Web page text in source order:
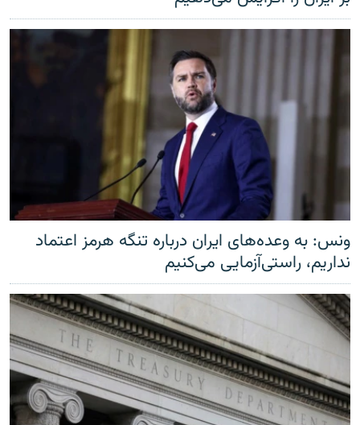
ونس: به وعده‌های ایران درباره تنگه هرمز اعتماد
نداریم، راستی‌آزمایی می‌کنیم